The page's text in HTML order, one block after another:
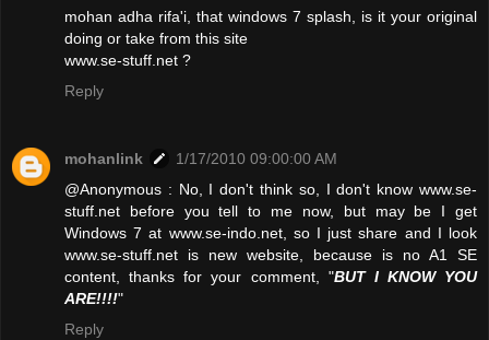
mohan adha rifa'i, that windows 7 splash, is it your original
doing or take from this site
www.se-stuff.net ?
Reply
mohanlink
1/17/2010 09:00:00 AM
@Anonymous : No, I don't think so, I don't know www.se-
stuff.net before you tell to me now, but may be I get
Windows 7 at www.se-indo.net, so I just share and I look
www.se-stuff.net is new website, because is no A1 SE
content, thanks for your comment, "BUT I KNOW YOU
ARE!!!!"
Reply